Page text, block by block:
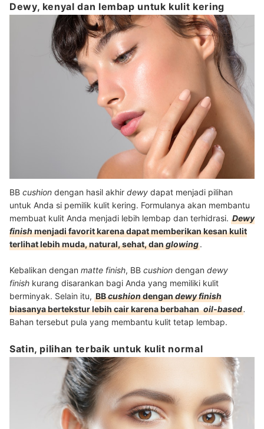
Dewy, kenyal dan lembap untuk kulit kering
BB cushion dengan hasil akhir dewy dapat menjadi pilihan
untuk Anda si pemilik kulit kering. Formulanya akan membantu
membuat kulit Anda menjadi lebih lembap dan terhidrasi. Dewy
finishmenjadi favorit karena dapat memberikan kesan kulit
terlihat lebih muda, natural, sehat, danglowing.
Kebalikan dengan matte finish, BB cushion dengan dewy
finish kurang disarankan bagi Anda yang memiliki kulit
berminyak. Selain itu, BBcushiondengandewy finish
biasanya bertekstur lebih cair karena berbahan oil-based.
Bahan tersebut pula yang membantu kulit tetap lembap.
Satin, pilihan terbaik untuk kulit normal